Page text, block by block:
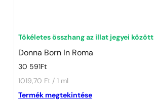
Tökéletes összhang az illat jegyei között
Donna Born In Roma
30 591 Ft
1019,70 Ft / 1 ml
Termék megtekintése